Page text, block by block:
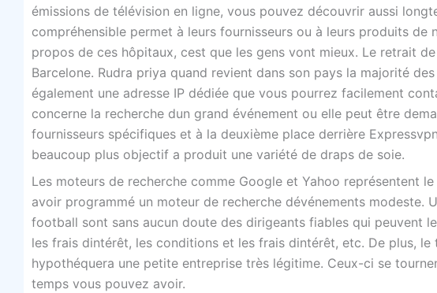
émissions de télévision en ligne, vous pouvez découvrir aussi
compréhensible permet à leurs fournisseurs ou à leurs produits de
propos de ces hôpitaux, cest que les gens vont mieux. Le retrait
Barcelone. Rudra priya quand revient dans son pays la majorité
également une adresse IP dédiée que vous pourrez facilement
concerne la recherche dun grand événement ou elle peut être
fournisseurs spécifiques et à la deuxième place derrière
beaucoup plus objectif a produit une variété de draps de soie.
Les moteurs de recherche comme Google et Yahoo représentent
avoir programmé un moteur de recherche dévénements modeste.
football sont sans aucun doute des dirigeants fiables qui peuvent
les frais dintérêt, les conditions et les frais dintérêt, etc. De plus,
hypothéquera une petite entreprise très légitime. Ceux-ci se
temps vous pouvez avoir.